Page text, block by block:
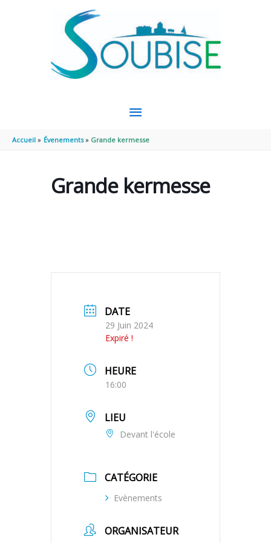
MENU
PRINCIPAL
Accueil Évenements Grande kermesse
Grande kermesse
DATE
29 Juin 2024
Expiré !
HEURE
16:00
LIEU
Devant l'école
CATÉGORIE
Evènements
ORGANISATEUR